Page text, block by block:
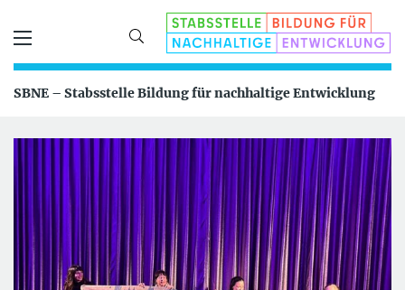
SBNE – Stabsstelle Bildung für nachhaltige Entwicklung